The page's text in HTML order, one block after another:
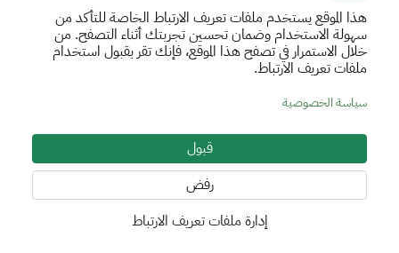
هذا الموقع يستخدم ملفات تعريف الارتباط الخاصة للتأكد من
سهولة الاستخدام وضمان تحسين تجربتك أثناء التصفح. من
خلال الاستمرار في تصفح هذا الموقع، فإنك تقر بقبول استخدام
ملفات تعريف الارتباط.
سياسة الخصوصية
قبول
رفض
إدارة ملفات تعريف الارتباط
سياسة الإستخدام الآمن
جميع الحقوق محفوظة للهيئة العامة للعقار © 2026
تم تطويره وتشغيله بواسطة الهيئة العامة للعقار